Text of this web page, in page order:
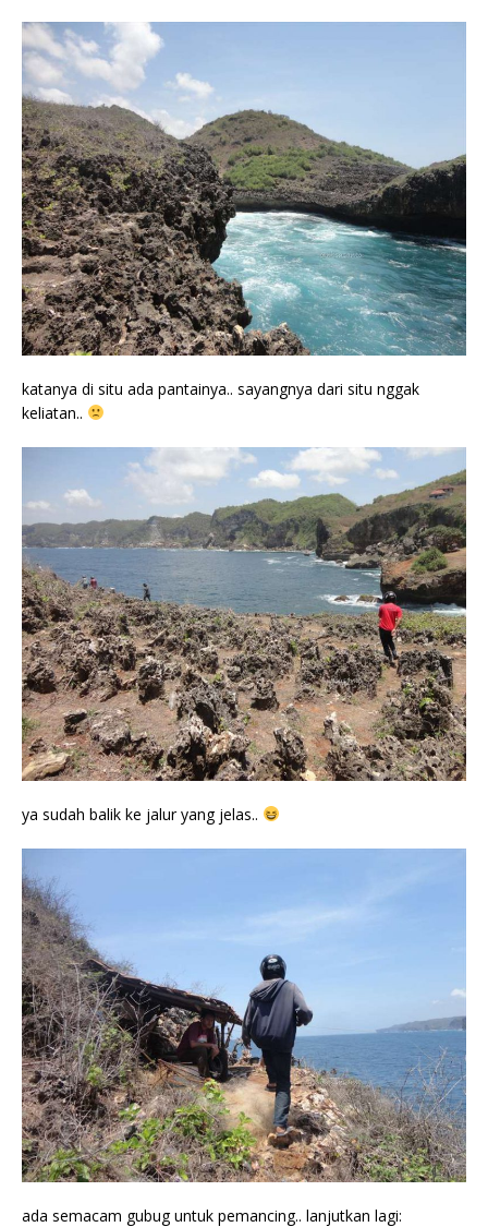
katanya di situ ada pantainya.. sayangnya dari situ nggak
keliatan..
ya sudah balik ke jalur yang jelas..
ada semacam gubug untuk pemancing.. lanjutkan lagi: